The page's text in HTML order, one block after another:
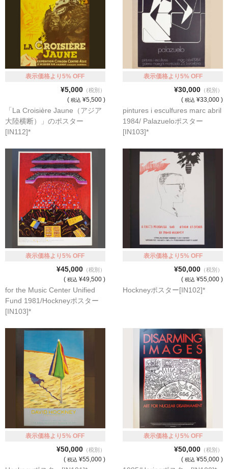
表示価格より5% OFF
¥5,000（税別）
( 税込 ¥5,500 )
「La Croisière Jaune（アジア
大陸横断）」のポスター
[IN112]*
表示価格より5% OFF
¥30,000（税別）
( 税込 ¥33,000 )
pintures i esculfures marc abril
1984/ Palazueloポスター
[IN103]*
表示価格より5% OFF
¥45,000（税別）
( 税込 ¥49,500 )
for the Music Center Unified
Fund 1981/Hockneyポスター
[IN103]*
表示価格より5% OFF
¥50,000（税別）
( 税込 ¥55,000 )
Hockneyポスター[IN102]*
表示価格より5% OFF
¥50,000（税別）
( 税込 ¥55,000 )
表示価格より5% OFF
¥50,000（税別）
( 税込 ¥55,000 )